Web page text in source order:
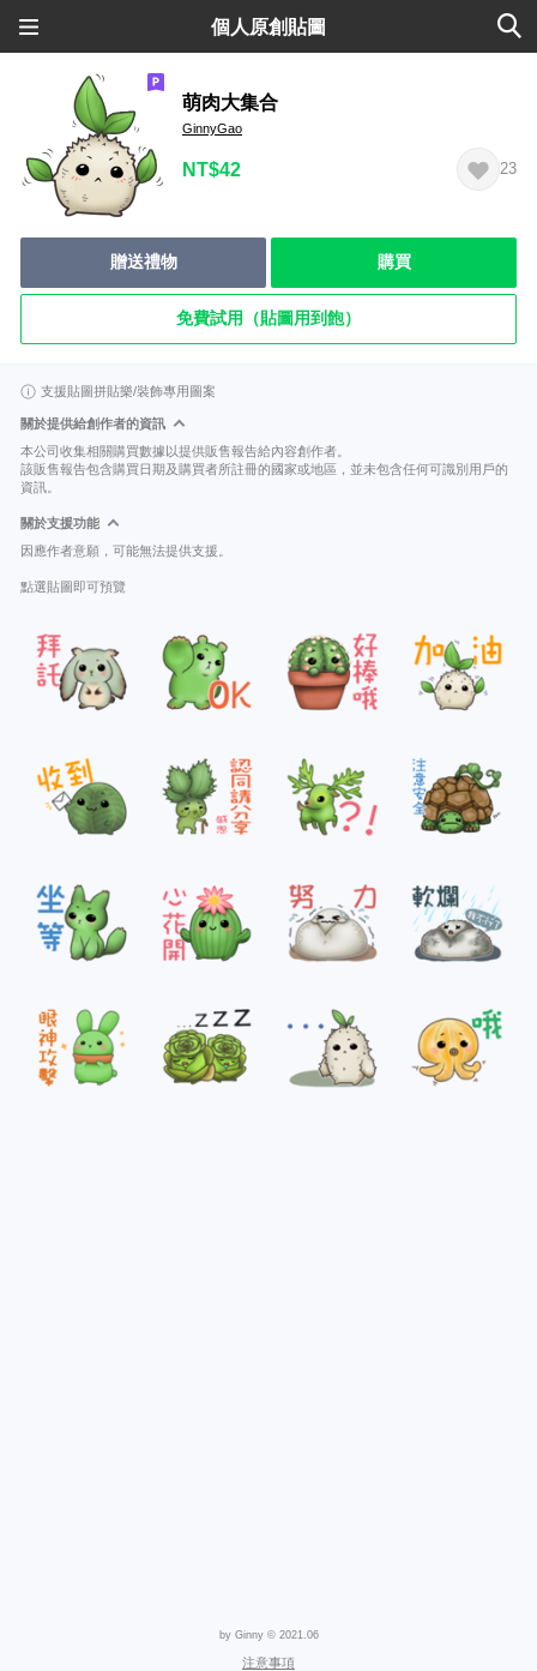
個人原創貼圖
萌肉大集合
GinnyGao
NT$42 23
贈送禮物 購買
免費試用（貼圖用到飽）
支援貼圖拼貼樂/裝飾專用圖案
關於提供給創作者的資訊
本公司收集相關購買數據以提供販售報告給內容創作者。
該販售報告包含購買日期及購買者所註冊的國家或地區，並未包含任何可識別用戶的
資訊。
關於支援功能
因應作者意願，可能無法提供支援。
點選貼圖即可預覽
by Ginny © 2021.06
注意事項